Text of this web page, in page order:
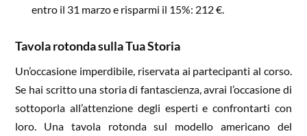
entro il 31 marzo e risparmi il 15%: 212 €.
Tavola rotonda sulla Tua Storia
Un’occasione imperdibile, riservata ai partecipanti al corso.
Se hai scritto una storia di fantascienza, avrai l’occasione di
sottoporla all’attenzione degli esperti e confrontarti con
loro. Una tavola rotonda sul modello americano del